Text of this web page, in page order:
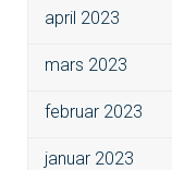
april 2023
mars 2023
februar 2023
januar 2023